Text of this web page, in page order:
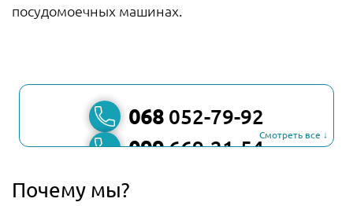
посудомоечных машинах.
068 052-79-92
099669-21-54
067
Смотреть все ↓
Почему мы?